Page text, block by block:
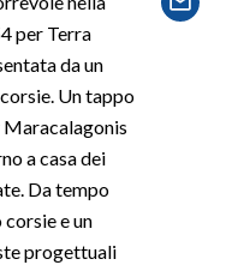
per Terra
da un
Un tappo
a casa dei
Da tempo
e un
progettuali